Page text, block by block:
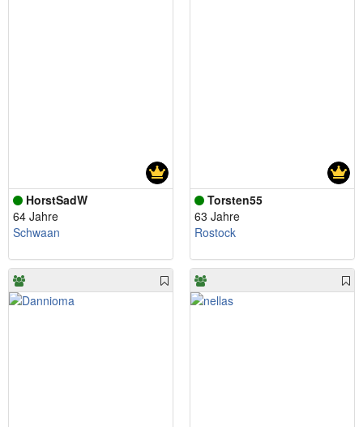
HorstSadW
64 Jahre
Schwaan
Torsten55
63 Jahre
Rostock